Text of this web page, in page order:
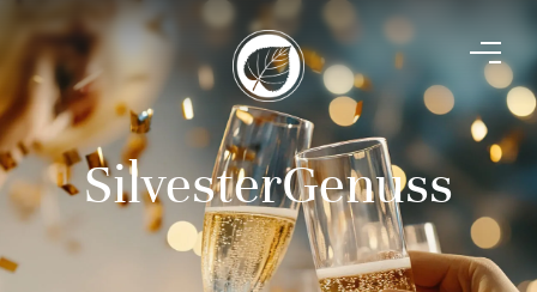
SilvesterGenuss